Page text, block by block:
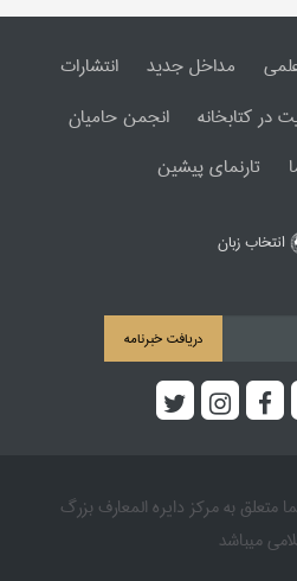
مداخل جدید
انتشارات
در کتابخانه
انجمن حامیان
تارنمای پیشین
انتخاب زبان
دریافت خبرنامه
متعلق به مرکز دایره المعارف بزرگ
میباشد